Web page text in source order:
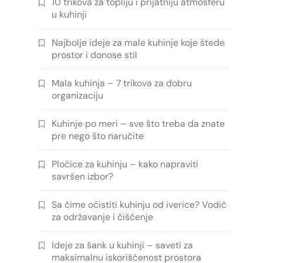
u kuhinji
Najbolje ideje za male kuhinje koje štede
prostor i donose stil
Mala kuhinja – 7 trikova za dobru
organizaciju
Kuhinje po meri – sve što treba da znate
pre nego što naručite
Pločice za kuhinju – kako napraviti
savršen izbor?
Sa čime očistiti kuhinju od iverice? Vodič
za održavanje i čišćenje
Ideje za šank u kuhinji – saveti za
maksimalnu iskorišćenost prostora